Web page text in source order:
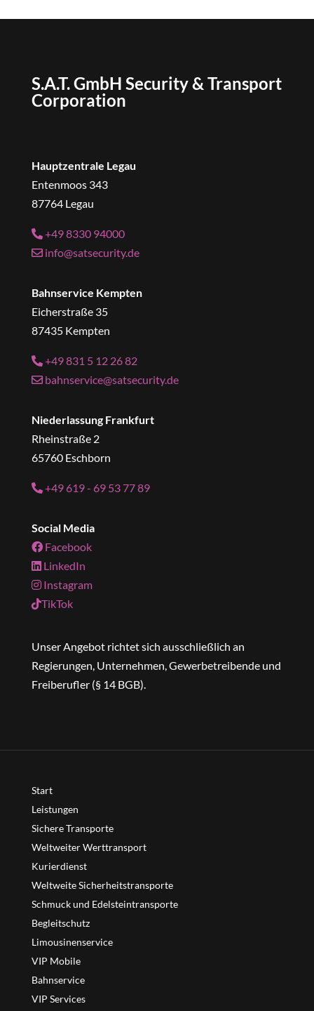
S.A.T. GmbH Security & Transport
Corporation
Hauptzentrale Legau
Entenmoos 343
87764 Legau
+49 8330 94000
info@satsecurity.de
Bahnservice Kempten
Eicherstraße 35
87435 Kempten
+49 831 5 12 26 82
bahnservice@satsecurity.de
Niederlassung Frankfurt
Rheinstraße 2
65760 Eschborn
+49 619 - 69 53 77 89
Social Media
Facebook
LinkedIn
Instagram
TikTok
Unser Angebot richtet sich ausschließlich an
Regierungen, Unternehmen, Gewerbetreibende und
Freiberufler (§ 14 BGB).
Start
Leistungen
Sichere Transporte
Weltweiter Werttransport
Kurierdienst
Weltweite Sicherheitstransporte
Schmuck und Edelsteintransporte
Begleitschutz
Limousinenservice
VIP Mobile
Bahnservice
VIP Services